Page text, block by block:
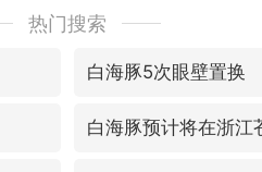
热门搜索
白海豚5次眼壁置换
白海豚预计将在浙江